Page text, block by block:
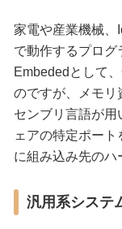
家電や産業機械、
で動作するプロ
Embededとして
のですが、メモリ
センブリ言語が用
ェアの特定ポー
に組み込み先のハ
汎用系システ